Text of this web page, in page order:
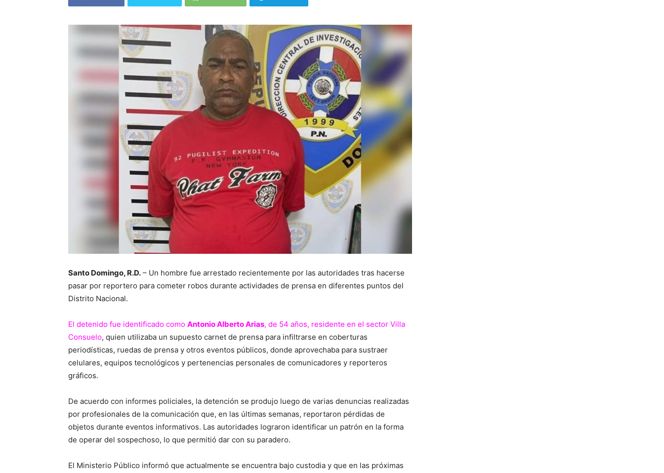
Santo Domingo, R.D. – Un hombre fue arrestado recientemente por las autoridades tras hacerse
pasar por reportero para cometer robos durante actividades de prensa en diferentes puntos del
Distrito Nacional.
El detenido fue identificado como Antonio Alberto Arias, de 54 años, residente en el sector Villa
Consuelo, quien utilizaba un supuesto carnet de prensa para infiltrarse en coberturas
periodísticas, ruedas de prensa y otros eventos públicos, donde aprovechaba para sustraer
celulares, equipos tecnológicos y pertenencias personales de comunicadores y reporteros
gráficos.
De acuerdo con informes policiales, la detención se produjo luego de varias denuncias realizadas
por profesionales de la comunicación que, en las últimas semanas, reportaron pérdidas de
objetos durante eventos informativos. Las autoridades lograron identificar un patrón en la forma
de operar del sospechoso, lo que permitió dar con su paradero.
El Ministerio Público informó que actualmente se encuentra bajo custodia y que en las próximas